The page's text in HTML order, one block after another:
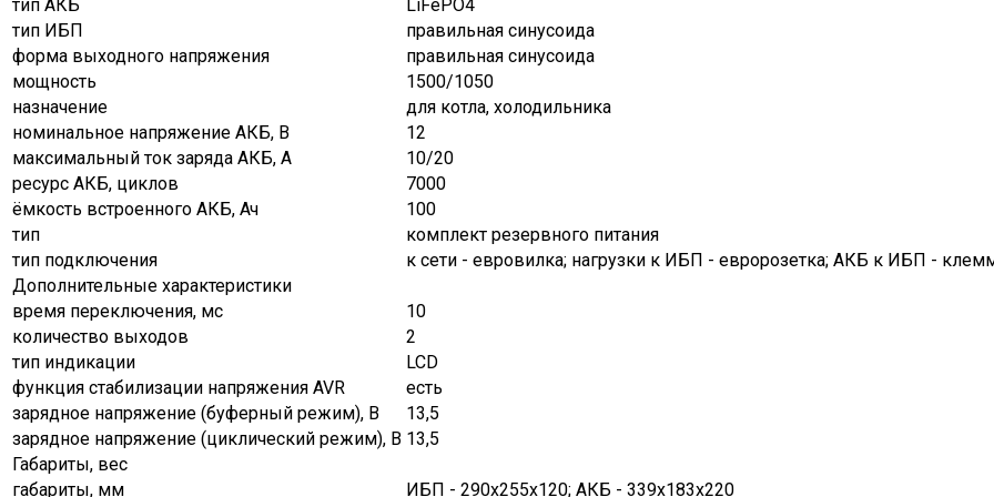
тип АКБ
LiFePO4
тип ИБП
правильная синусоида
форма выходного напряжения
правильная синусоида
мощность
1500/1050
назначение
для котла, холодильника
номинальное напряжение АКБ, В
12
максимальный ток заряда АКБ, A
10/20
ресурс АКБ, циклов
7000
ёмкость встроенного АКБ, Ач
100
тип
комплект резервного питания
тип подключения
к сети - евровилка; нагрузки к ИБП - евророзетка; АКБ к ИБП -
Дополнительные характеристики
время переключения, мс
10
количество выходов
2
тип индикации
LCD
функция стабилизации напряжения AVR
есть
зарядное напряжение (буферный режим), В
13,5
зарядное напряжение (циклический режим), В 13,5
Габариты, вес
габариты, мм
ИБП - 290х255х120; АКБ - 339х183х220